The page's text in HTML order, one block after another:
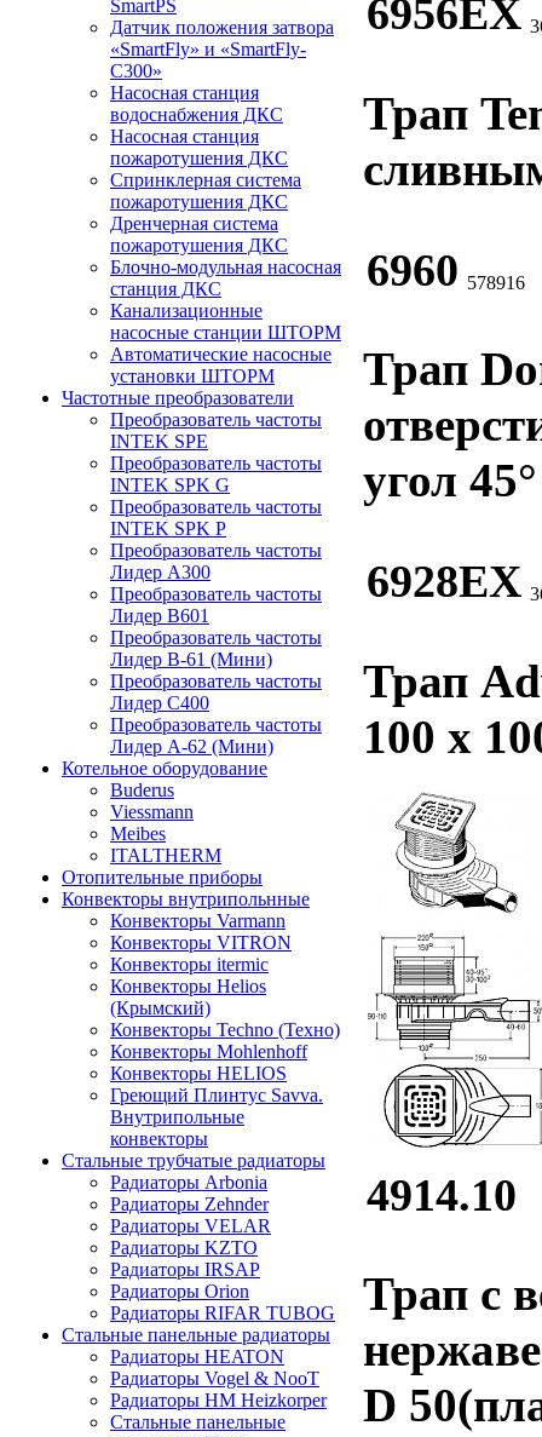
SmartPS
Датчик положения затвора
«SmartFly» и «SmartFly-
С300»
Насосная станция
водоснабжения ДКС
Насосная станция
пожаротушения ДКС
Спринклерная система
пожаротушения ДКС
Дренчерная система
пожаротушения ДКС
Блочно-модульная насосная
станция ДКС
Канализационные
насосные станции ШТОРМ
Автоматические насосные
установки ШТОРМ
Частотные преобразователи
Преобразователь частоты
INTEK SPE
Преобразователь частоты
INTEK SPK G
Преобразователь частоты
INTEK SPK P
Преобразователь частоты
Лидер А300
Преобразователь частоты
Лидер B601
Преобразователь частоты
Лидер В-61 (Мини)
Преобразователь частоты
Лидер С400
Преобразователь частоты
Лидер А-62 (Мини)
Котельное оборудование
Buderus
Viessmann
Meibes
ITALTHERM
Отопительные приборы
Конвекторы внутрипольнные
Конвекторы Varmann
Конвекторы VITRON
Конвекторы itermic
Конвекторы Helios
(Крымский)
Конвекторы Techno (Техно)
Конвекторы Mohlenhoff
Конвекторы HELIOS
Греющий Плинтус Savva.
Внутрипольные
конвекторы
Стальные трубчатые радиаторы
Радиаторы Arbonia
Радиаторы Zehnder
Радиаторы VELAR
Радиаторы KZTO
Радиаторы IRSAP
Радиаторы Orion
Радиаторы RIFAR TUBOG
Стальные панельные радиаторы
Радиаторы HEATON
Радиаторы Vogel & NooT
Радиаторы HM Heizkorper
Стальные панельные
6956EX
Трап
6960 578916
Трап
угол 45°
6928ЕХ
Трап
100 х
4914.10
Трап с
D